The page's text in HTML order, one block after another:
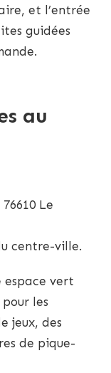
et l’entrée
guidées
au
Le
centre-ville.
espace vert
les
jeux, des
de pique-